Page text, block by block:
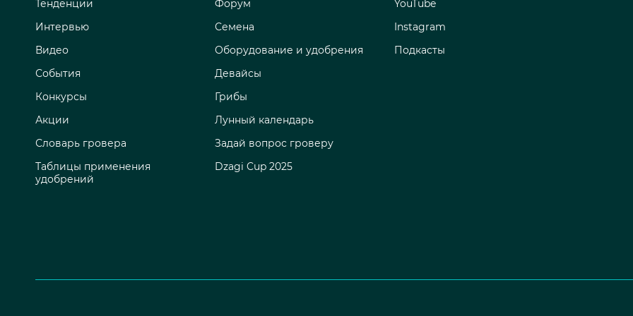
Тенденции
Интервью
Видео
События
Конкурсы
Акции
Словарь гровера
Таблицы применения
удобрений
Форум
Семена
Оборудование и удобрения
Девайсы
Грибы
Лунный календарь
Задай вопрос гроверу
Dzagi Cup 2025
YouTube
Instagram
Подкасты